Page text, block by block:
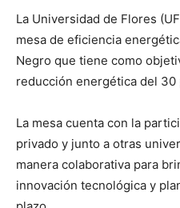
La Universidad de Flores
mesa de eficiencia
Negro que tiene como
reducción energética del 30
La mesa cuenta con la
privado y junto a otras
manera colaborativa para
innovación tecnológica y